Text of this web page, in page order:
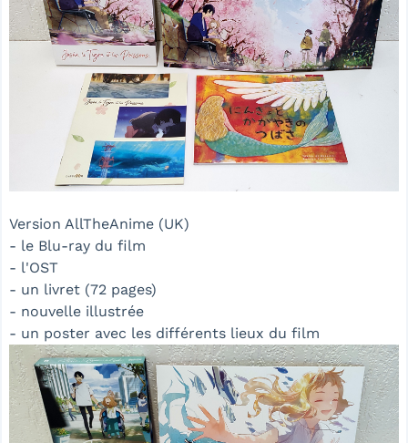
Version AllTheAnime (UK)
- le Blu-ray du film
- l'OST
- un livret (72 pages)
- nouvelle illustrée
- un poster avec les différents lieux du film